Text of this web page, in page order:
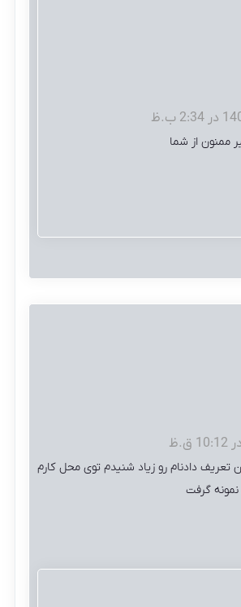
ممنون از شما
تعریف دادنام رو زیاد شنیدم توی محل کارم
گرفت